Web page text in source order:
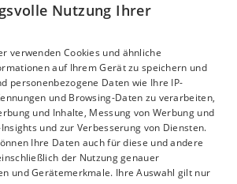
und Reisetipps besuchen Sie
zur besten Reisezeit Curaçao
diese Seite? Teile sie auf Pinterest!
Nutzung Ihrer
verwenden Cookies und ähnliche
auf Ihrem Gerät zu speichern und
personenbezogene Daten wie Ihre IP-
und Browsing-Daten zu verarbeiten,
und Inhalte, Messung von Werbung und
und zur Verbesserung von Diensten.
Ihre Daten auch für diese und andere
der Nutzung genauer
und Gerätemerkmale. Ihre Auswahl gilt nur